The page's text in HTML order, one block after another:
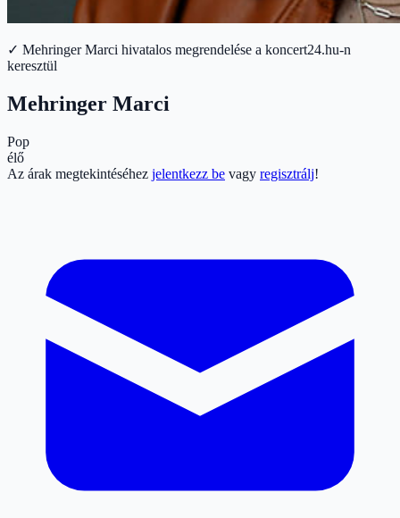
✓ Mehringer Marci hivatalos megrendelése a koncert24.hu-n
keresztül
Mehringer Marci
Pop
élő
Az árak megtekintéséhez jelentkezz be vagy regisztrálj!